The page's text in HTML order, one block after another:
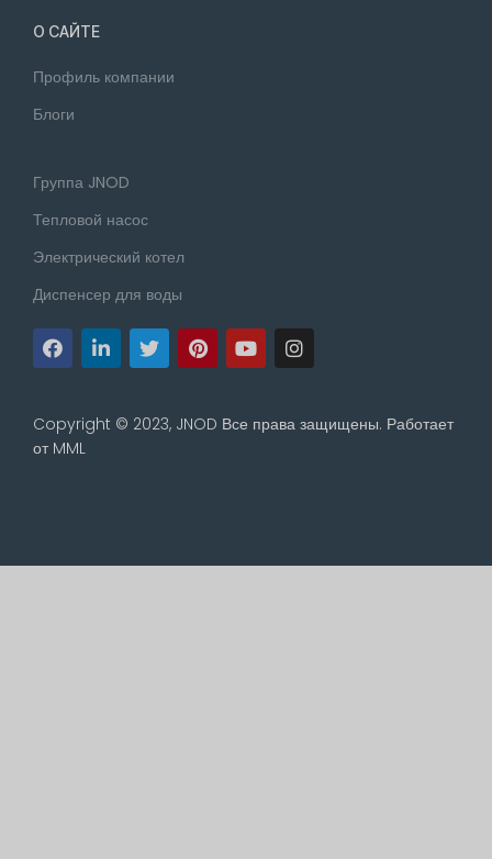
О САЙТЕ
Профиль компании
Блоги
Группа JNOD
Тепловой насос
Электрический котел
Диспенсер для воды
Copyright © 2023, JNOD Все права защищены. Работает
от MML